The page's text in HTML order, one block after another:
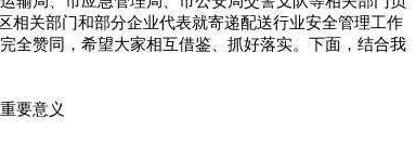
相关部门和部分企业代表就寄递配送行业安全管理工作
全赞同，希望大家相互借鉴、抓好落实。下面，结合我
要意义